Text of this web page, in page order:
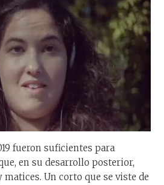
fueron suficientes para
en su desarrollo posterior,
Un corto que se viste de